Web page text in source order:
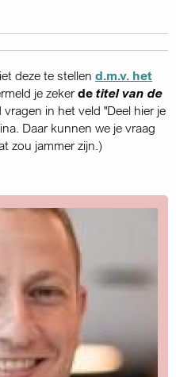
deze te stellen d.m.v. het
je zekerde titel van de
in het veld "Deel hier je
Daar kunnen we je vraag
zou jammer zijn.)